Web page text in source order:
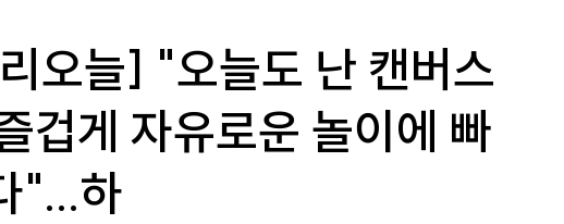
오늘] "오늘도 난 캔버스
겁게 자유로운 놀이에 빠
"...하